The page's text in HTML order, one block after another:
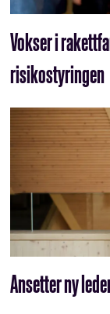
Vokser i
risikostyringen
Ansetter ny